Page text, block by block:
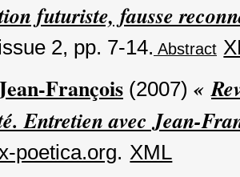
futuriste, fausse
2, pp. 7-14. Abstract
François (2007) «
Entretien avec Jean-
poetica.org. XML